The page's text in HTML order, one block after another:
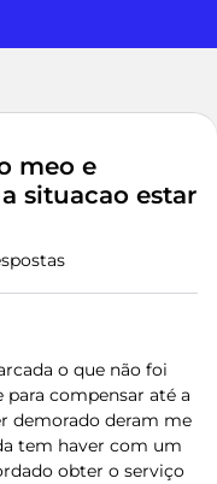
meo e
situacao estar
o que não foi
para compensar até a
demorado deram me
tem haver com um
obter o serviço